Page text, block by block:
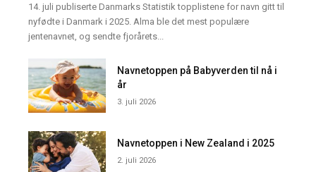
14. juli publiserte Danmarks Statistik topplistene for navn gitt til
nyfødte i Danmark i 2025. Alma ble det mest populære
jentenavnet, og sendte fjorårets...
Navnetoppen på Babyverden til nå i
år
3. juli 2026
Navnetoppen i New Zealand i 2025
2. juli 2026